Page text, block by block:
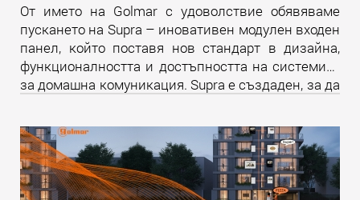
От името на Golmar с удоволствие обявяваме
пускането на Supra – иновативен модулен входен
панел, който поставя нов стандарт в дизайна,
функционалността и достъпността на системите
за домашна комуникация. Supra е създаден, за да
потребители, така и за професионалистите в
бранша.Прочети още